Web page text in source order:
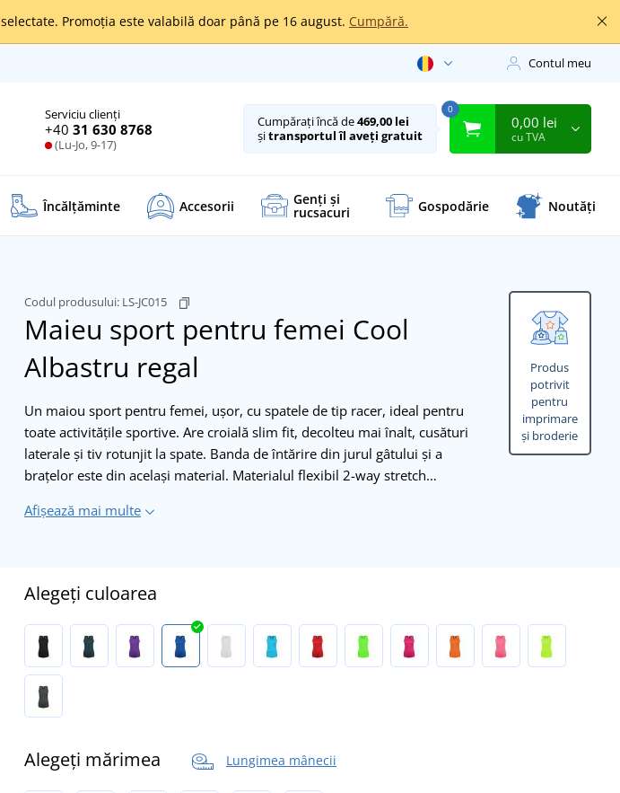
selectate. Promoția este valabilă doar până pe 16 august. Cumpără.
Contul meu
Serviciu clienți
+40 31 630 8768
(Lu-Jo, 9-17)
Cumpărați încă de469,00 lei
șitransportul îl aveți gratuit
0
0,00 lei
cu TVA
Încălţăminte Accesorii Genți și
rucsacuri Gospodărie Noutăți
Produs
potrivit
pentru
imprimare
și broderie
Codul produsului: LS-JC015
Maieu sport pentru femei Cool
Albastru regal
Un maiou sport pentru femei, ușor, cu spatele de tip racer, ideal pentru
toate activitățile sportive. Are croială slim fit, decolteu mai înalt, cusături
laterale și tiv rotunjit la spate. Banda de întărire din jurul gâtului și a
brațelor este din același material. Materialul flexibil 2-way stretch…
Afișează mai multe
Alegeți culoarea
Alegeți mărimea Lungimea mânecii